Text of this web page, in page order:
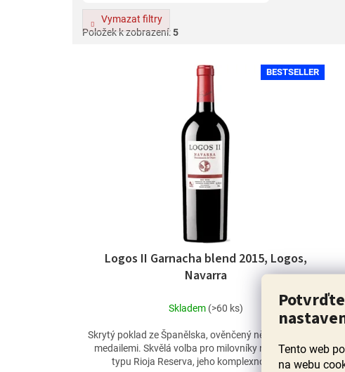
Tento web
na webu
Vymazat filtry
Položek k zobrazení:5
BESTSELLER
Logos II Garnacha blend 2015, Logos,
Navarra
Skladem (>60 ks)
Skrytý poklad ze Španělska, ověnčený několika zlatými
medailemi. Skvělá volba pro milovníky nazrálých vín
typu Rioja Reserva, jeho komplexnost vás...